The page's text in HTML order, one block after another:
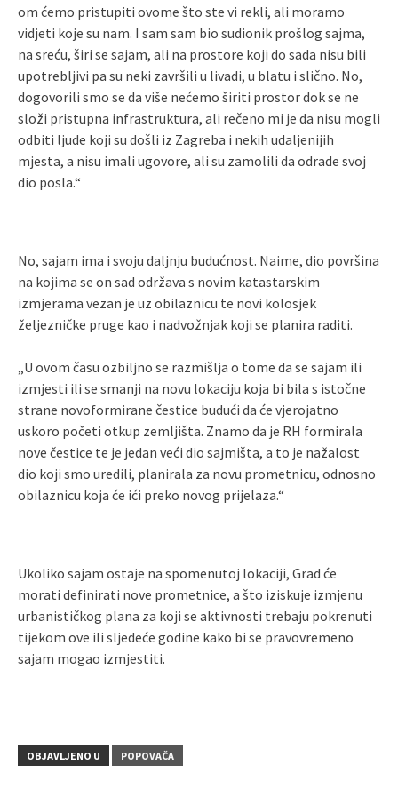
om ćemo pristupiti ovome što ste vi rekli, ali moramo
vidjeti koje su nam. I sam sam bio sudionik prošlog sajma,
na sreću, širi se sajam, ali na prostore koji do sada nisu bili
upotrebljivi pa su neki završili u livadi, u blatu i slično. No,
dogovorili smo se da više nećemo širiti prostor dok se ne
složi pristupna infrastruktura, ali rečeno mi je da nisu mogli
odbiti ljude koji su došli iz Zagreba i nekih udaljenijih
mjesta, a nisu imali ugovore, ali su zamolili da odrade svoj
dio posla.“
No, sajam ima i svoju daljnju budućnost. Naime, dio površina
na kojima se on sad održava s novim katastarskim
izmjerama vezan je uz obilaznicu te novi kolosjek
željezničke pruge kao i nadvožnjak koji se planira raditi.
„U ovom času ozbiljno se razmišlja o tome da se sajam ili
izmjesti ili se smanji na novu lokaciju koja bi bila s istočne
strane novoformirane čestice budući da će vjerojatno
uskoro početi otkup zemljišta. Znamo da je RH formirala
nove čestice te je jedan veći dio sajmišta, a to je nažalost
dio koji smo uredili, planirala za novu prometnicu, odnosno
obilaznicu koja će ići preko novog prijelaza.“
Ukoliko sajam ostaje na spomenutoj lokaciji, Grad će
morati definirati nove prometnice, a što iziskuje izmjenu
urbanističkog plana za koji se aktivnosti trebaju pokrenuti
tijekom ove ili sljedeće godine kako bi se pravovremeno
sajam mogao izmjestiti.
OBJAVLJENO U POPOVAČA